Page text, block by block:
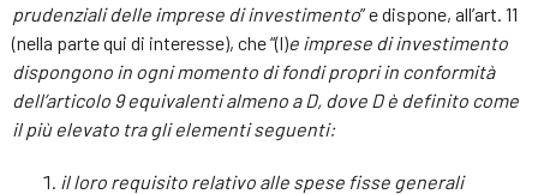
prudenziali delle imprese di investimento” e dispone, all’art. 11
(nella parte qui di interesse), che “(l)e imprese di investimento
dispongono in ogni momento di fondi propri in conformità
dell’articolo 9 equivalenti almeno a D, dove D è definito come
il più elevato tra gli elementi seguenti:
il loro requisito relativo alle spese fisse generali